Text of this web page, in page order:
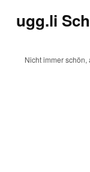
ugg.li
Nicht immer